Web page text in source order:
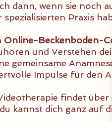
dann, wenn sie noch
spezialisierten Praxis
Online-Beckenboden-
und Verstehen
gemeinsame
Impulse für den
findet
kannst dich ganz auf